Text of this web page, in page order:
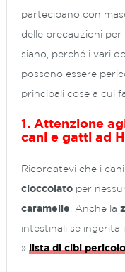
partecipano con
delle precauzioni per
siano, perché i vari
possono essere
principali cose a cui
1. Attenzione
cani e gatti ad
Ricordatevi che i
cioccolato per
caramelle . Anche la
intestinali se ingerita
» lista di cibi